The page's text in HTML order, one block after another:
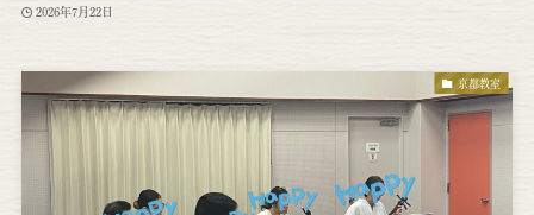
2026年7月22日
京都教室